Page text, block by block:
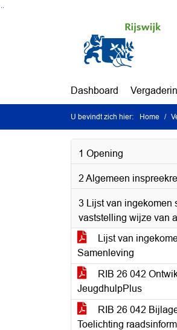
Dashboard
U bevindt zich hier: Home
1 Opening
2 Algemeen
3 Lijst van ingekomen
vaststelling wijze van
Lijst van
Samenleving
RIB 26 042
JeugdhulpPlus
RIB 26 042
Toelichting